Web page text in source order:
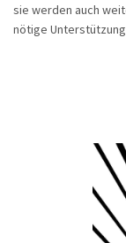
sie werden auch
nötige